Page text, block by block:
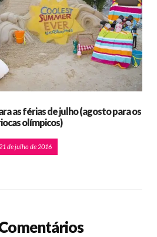
as férias de julho (agosto para os
olímpicos)
21 de julho de 2016